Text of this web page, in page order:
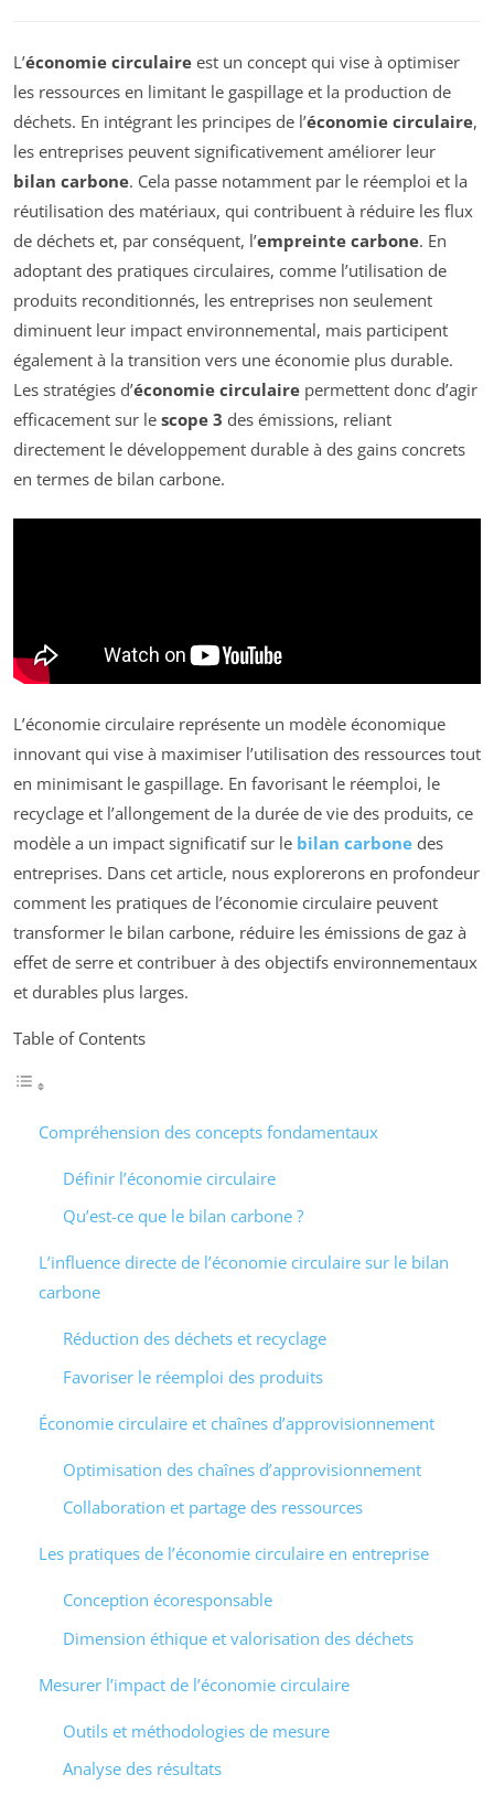
L’économie circulaire est un concept qui vise à optimiser
les ressources en limitant le gaspillage et la production de
déchets. En intégrant les principes de l’économie circulaire,
les entreprises peuvent significativement améliorer leur
bilan carbone. Cela passe notamment par le réemploi et la
réutilisation des matériaux, qui contribuent à réduire les flux
de déchets et, par conséquent, l’empreinte carbone. En
adoptant des pratiques circulaires, comme l’utilisation de
produits reconditionnés, les entreprises non seulement
diminuent leur impact environnemental, mais participent
également à la transition vers une économie plus durable.
Les stratégies d’économie circulaire permettent donc d’agir
efficacement sur le scope 3 des émissions, reliant
directement le développement durable à des gains concrets
en termes de bilan carbone.
L’économie circulaire représente un modèle économique
innovant qui vise à maximiser l’utilisation des ressources tout
en minimisant le gaspillage. En favorisant le réemploi, le
recyclage et l’allongement de la durée de vie des produits, ce
modèle a un impact significatif sur le bilan carbone des
entreprises. Dans cet article, nous explorerons en profondeur
comment les pratiques de l’économie circulaire peuvent
transformer le bilan carbone, réduire les émissions de gaz à
effet de serre et contribuer à des objectifs environnementaux
et durables plus larges.
Table of Contents
Compréhension des concepts fondamentaux
Définir l’économie circulaire
Qu’est-ce que le bilan carbone ?
L’influence directe de l’économie circulaire sur le bilan
carbone
Réduction des déchets et recyclage
Favoriser le réemploi des produits
Économie circulaire et chaînes d’approvisionnement
Optimisation des chaînes d’approvisionnement
Collaboration et partage des ressources
Les pratiques de l’économie circulaire en entreprise
Conception écoresponsable
Dimension éthique et valorisation des déchets
Mesurer l’impact de l’économie circulaire
Outils et méthodologies de mesure
Analyse des résultats